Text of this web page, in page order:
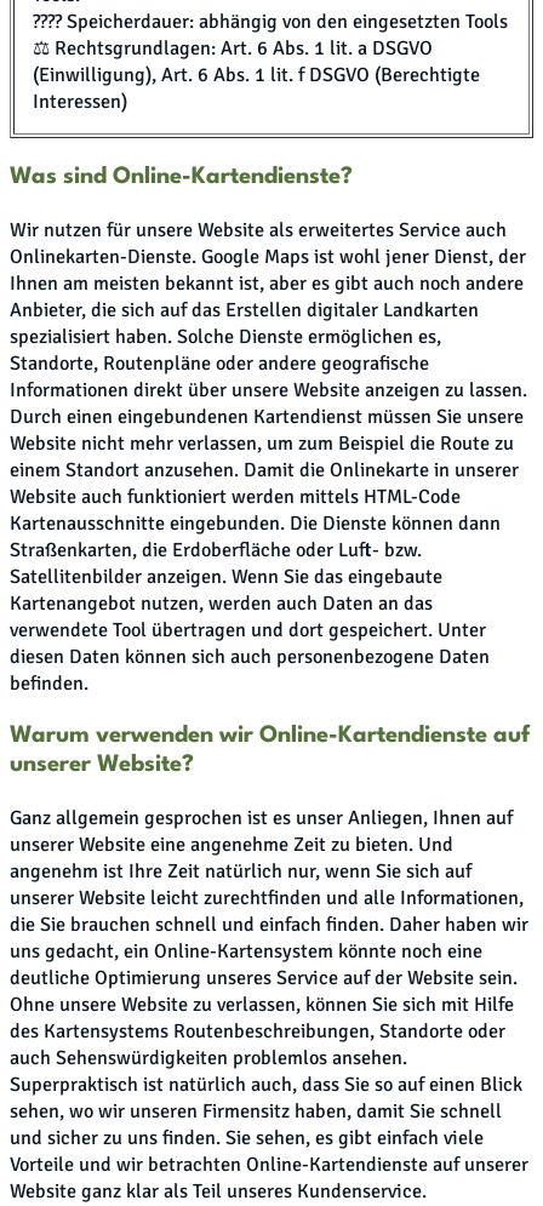
???? Speicherdauer: abhängig von den eingesetzten Tools
⚖️ Rechtsgrundlagen: Art. 6 Abs. 1 lit. a DSGVO
(Einwilligung), Art. 6 Abs. 1 lit. f DSGVO (Berechtigte
Interessen)
Was sind Online-Kartendienste?
Wir nutzen für unsere Website als erweitertes Service auch
Onlinekarten-Dienste. Google Maps ist wohl jener Dienst, der
Ihnen am meisten bekannt ist, aber es gibt auch noch andere
Anbieter, die sich auf das Erstellen digitaler Landkarten
spezialisiert haben. Solche Dienste ermöglichen es,
Standorte, Routenpläne oder andere geografische
Informationen direkt über unsere Website anzeigen zu lassen.
Durch einen eingebundenen Kartendienst müssen Sie unsere
Website nicht mehr verlassen, um zum Beispiel die Route zu
einem Standort anzusehen. Damit die Onlinekarte in unserer
Website auch funktioniert werden mittels HTML-Code
Kartenausschnitte eingebunden. Die Dienste können dann
Straßenkarten, die Erdoberfläche oder Luft- bzw.
Satellitenbilder anzeigen. Wenn Sie das eingebaute
Kartenangebot nutzen, werden auch Daten an das
verwendete Tool übertragen und dort gespeichert. Unter
diesen Daten können sich auch personenbezogene Daten
befinden.
Warum verwenden wir Online-Kartendienste auf
unserer Website?
Ganz allgemein gesprochen ist es unser Anliegen, Ihnen auf
unserer Website eine angenehme Zeit zu bieten. Und
angenehm ist Ihre Zeit natürlich nur, wenn Sie sich auf
unserer Website leicht zurechtfinden und alle Informationen,
die Sie brauchen schnell und einfach finden. Daher haben wir
uns gedacht, ein Online-Kartensystem könnte noch eine
deutliche Optimierung unseres Service auf der Website sein.
Ohne unsere Website zu verlassen, können Sie sich mit Hilfe
des Kartensystems Routenbeschreibungen, Standorte oder
auch Sehenswürdigkeiten problemlos ansehen.
Superpraktisch ist natürlich auch, dass Sie so auf einen Blick
sehen, wo wir unseren Firmensitz haben, damit Sie schnell
und sicher zu uns finden. Sie sehen, es gibt einfach viele
Vorteile und wir betrachten Online-Kartendienste auf unserer
Website ganz klar als Teil unseres Kundenservice.